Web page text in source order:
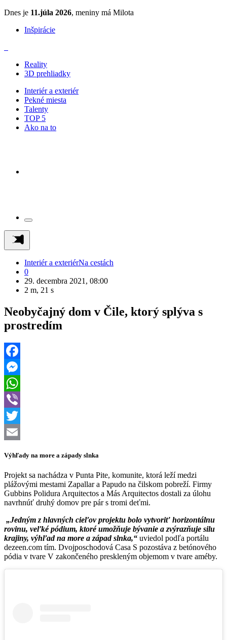
Dnes je 11.júla 2026, meniny má Milota
Inšpirácie
Reality
3D prehliadky
Interiér a exteriér
Pekné miesta
Talenty
TOP 5
Ako na to
Interiér a exteriérNa cestách
0
29. decembra 2021, 08:00
2 m, 21 s
Neobyčajný dom v Čile, ktorý splýva s
prostredím
Facebook
Messenger
WhatsApp
Viber
Twitter
Výhľady na more a západy slnka
Projekt sa nachádza v Punta Pite, komunite, ktorá leží medzi
plážovými mestami Zapallar a Papudo na čilskom pobreží. Firmy
Gubbins Polidura Arquitectos a Más Arquitectos dostali za úlohu
navrhnúť druhý domov pre pár s tromi deťmi.
„Jedným z hlavných cieľov projektu bolo vytvoriť horizontálnu
rovinu, veľké pódium, ktoré umožňuje bývanie a zvýrazňuje silu
krajiny, výhľad na more a západ slnka,“ uviedol podľa portálu
dezeen.com tím. Dvojposchodová Casa S pozostáva z betónového
pódia v tvare V zakončeného preskleným objemom v tvare améby.